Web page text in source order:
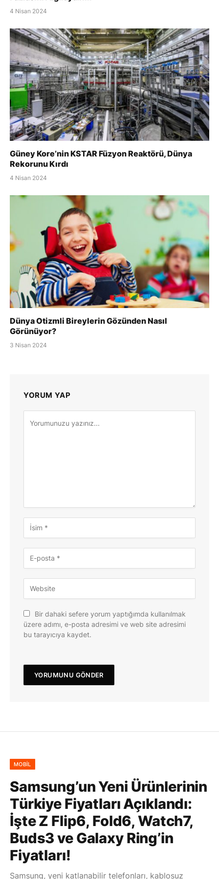
4 Nisan 2024
Güney Kore’nin KSTAR Füzyon Reaktörü, Dünya
Rekorunu Kırdı
4 Nisan 2024
Dünya Otizmli Bireylerin Gözünden Nasıl
Görünüyor?
3 Nisan 2024
YORUM YAP
Bir dahaki sefere yorum yaptığımda kullanılmak
üzere adımı, e-posta adresimi ve web site adresimi
bu tarayıcıya kaydet.
MOBIL
Samsung’un Yeni Ürünlerinin
Türkiye Fiyatları Açıklandı:
İşte Z Flip6, Fold6, Watch7,
Buds3 ve Galaxy Ring’in
Fiyatları!
Samsung, yeni katlanabilir telefonları, kablosuz